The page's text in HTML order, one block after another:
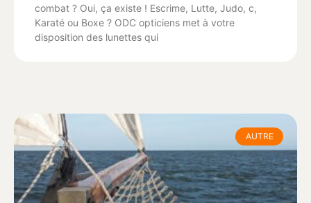
combat ? Oui, ça existe ! Escrime, Lutte, Judo, c,
Karaté ou Boxe ? ODC opticiens met à votre
disposition des lunettes qui
AUTRE